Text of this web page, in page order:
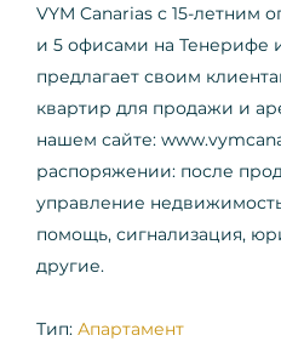
VYM Canarias с 15-летним
и 5 офисами на Тенерифе
предлагает своим
квартир для продажи и
нашем сайте:
распоряжении: после
управление
помощь, сигнализация,
другие.
Тип: Апартамент